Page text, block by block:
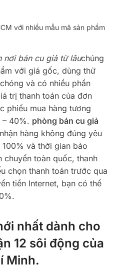
với nhiều mẫu mã sản phẩm
nơi bán cu giả từ lâuchúng
với giá gốc, dùng thử
và có nhiều phần
trị thanh toán của đơn
phiếu mua hàng tương
– 40%. phòng bán cu giả
hàng không đúng yêu
và thời gian bảo
chuyển toàn quốc, thanh
chọn thanh toán trước qua
tiền Internet, bạn có thể
nhất dành cho
12 sôi động của
Minh.